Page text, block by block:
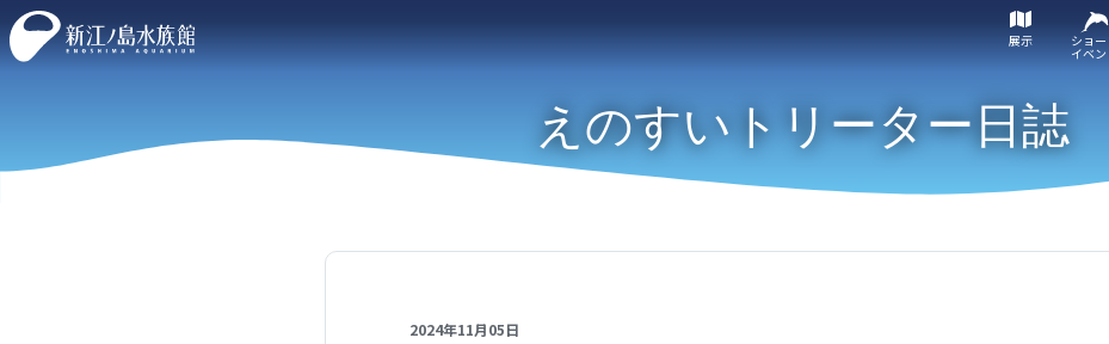
展示 ショー
イベン
えのすいトリーター日誌
2024年11月05日